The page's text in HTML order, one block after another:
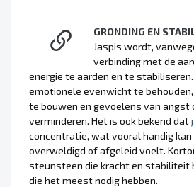
GRONDING EN
Jaspis wordt,
verbinding met de
energie te aarden en te
emotionele evenwicht te
te bouwen en gevoelens van angst
verminderen. Het is ook bekend dat
concentratie, wat vooral handig kan
overweldigd of afgeleid voelt.
steunsteen die kracht en stabiliteit
die het meest nodig hebben.